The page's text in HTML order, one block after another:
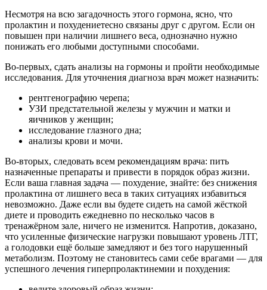
Несмотря на всю загадочность этого гормона, ясно, что
пролактин и похудениетесно связаны друг с другом. Если он
повышен при наличии лишнего веса, однозначно нужно
понижать его любыми доступными способами.
Во-первых, сдать анализы на гормоны и пройти необходимые
исследования. Для уточнения диагноза врач может назначить:
рентгенографию черепа;
УЗИ предстательной железы у мужчин и матки и
яичников у женщин;
исследование глазного дна;
анализы крови и мочи.
Во-вторых, следовать всем рекомендациям врача: пить
назначенные препараты и привести в порядок образ жизни.
Если ваша главная задача — похудение, знайте: без снижения
пролактина от лишнего веса в таких ситуациях избавиться
невозможно. Даже если вы будете сидеть на самой жёсткой
диете и проводить ежедневно по несколько часов в
тренажёрном зале, ничего не изменится. Напротив, доказано,
что усиленные физические нагрузки повышают уровень ЛТГ,
а голодовки ещё больше замедляют и без того нарушенный
метаболизм. Поэтому не становитесь сами себе врагами — для
успешного лечения гиперпролактинемии и похудения: